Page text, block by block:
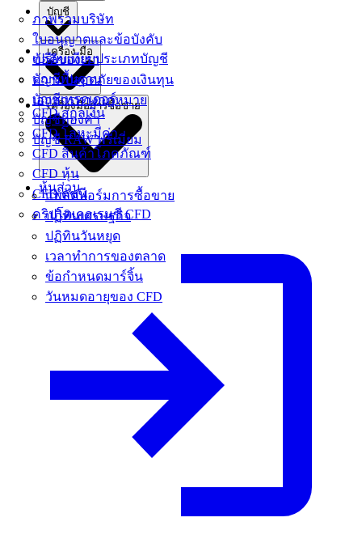
ภาพรวมบริษัท
ใบอนุญาตและข้อบังคับ
ข้อดีของเรา
ความปลอดภัยของเงินทุน
เอกสารทางกฎหมาย
บัญชี
เปรียบเทียบประเภทบัญชี
บัญชีพื้นฐาน
บัญชีเทรดเดอร์
บัญชีทองคํา
บัญชี RAW พรีเมี่ยม
เครื่อง มือ
CFD สกุลเงิน
CFD โลหะมีค่า
CFD สินค้าโภคภัณฑ์
CFD หุ้น
CFD ดัชนี
คริปโตเคอเรนซี CFD
เครื่องมือการซื้อขาย
แพลตฟอร์มการซื้อขาย
ปฏิทินเศรษฐกิจ
ปฏิทินวันหยุด
เวลาทําการของตลาด
ข้อกําหนดมาร์จิ้น
วันหมดอายุของ CFD
หุ้นส่วน